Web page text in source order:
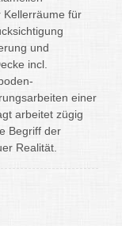
Kellerräume für
und
incl.
einer
arbeitet zügig
Begriff der
Realität.